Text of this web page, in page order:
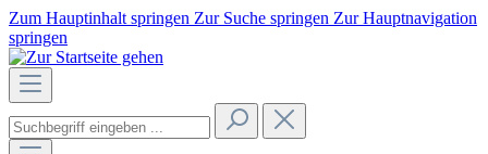
Zum Hauptinhalt springen Zur Suche springen Zur Hauptnavigation
springen